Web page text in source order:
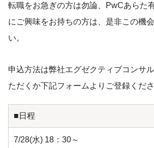
転職をお急ぎの方は勿論、PwCあらた
にご興味をお持ちの方は、是非この機
い。
申込方法は弊社エグゼクティブコンサ
ただくか下記フォームよりご登録くださ
■日程
7/28(水) 18：30～